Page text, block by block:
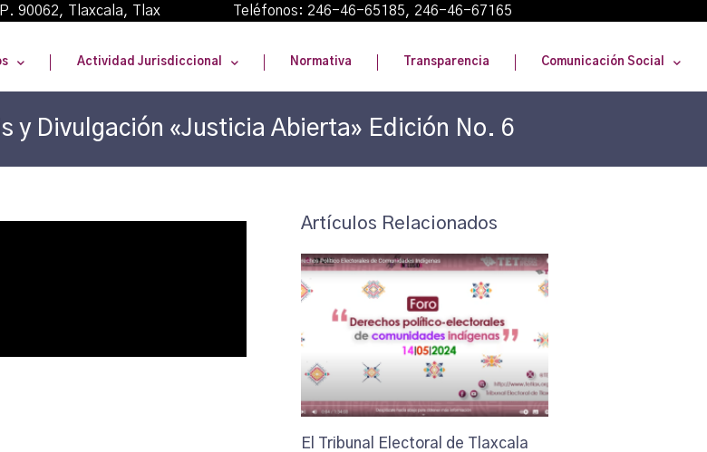
C.P. 90062, Tlaxcala, Tlax Teléfonos: 246-46-65185, 246-46-67165
Actividad Jurisdiccional Normativa Transparencia Comunicación Social
y Divulgación «Justicia Abierta» Edición No. 6
Artículos Relacionados
El Tribunal Electoral de Tlaxcala